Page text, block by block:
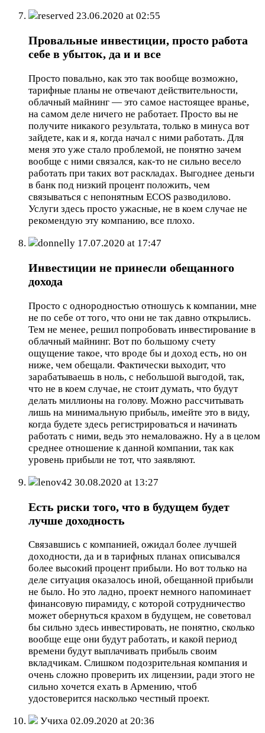
reserved 23.06.2020 at 02:55
Провальные инвестиции, просто работа
себе в убыток, да и и все
Просто повально, как это так вообще возможно,
тарифные планы не отвечают действительности,
облачный майнинг — это самое настоящее вранье,
на самом деле ничего не работает. Просто вы не
получите никакого результата, только в минуса вот
зайдете, как и я, когда начал с ними работать. Для
меня это уже стало проблемой, не понятно зачем
вообще с ними связался, как-то не сильно весело
работать при таких вот раскладах. Выгоднее деньги
в банк под низкий процент положить, чем
связываться с непонятным ECOS разводилово.
Услуги здесь просто ужасные, не в коем случае не
рекомендую эту компанию, все плохо.
donnelly 17.07.2020 at 17:47
Инвестиции не принесли обещанного
дохода
Просто с однородностью отношусь к компании, мне
не по себе от того, что они не так давно открылись.
Тем не менее, решил попробовать инвестирование в
облачный майнинг. Вот по большому счету
ощущение такое, что вроде бы и доход есть, но он
ниже, чем обещали. Фактически выходит, что
зарабатываешь в ноль, с небольшой выгодой, так,
что не в коем случае, не стоит думать, что будут
делать миллионы на голову. Можно рассчитывать
лишь на минимальную прибыль, имейте это в виду,
когда будете здесь регистрироваться и начинать
работать с ними, ведь это немаловажно. Ну а в целом
среднее отношение к данной компании, так как
уровень прибыли не тот, что заявляют.
lenov42 30.08.2020 at 13:27
Есть риски того, что в будущем будет
лучше доходность
Связавшись с компанией, ожидал более лучшей
доходности, да и в тарифных планах описывался
более высокий процент прибыли. Но вот только на
деле ситуация оказалось иной, обещанной прибыли
не было. Но это ладно, проект немного напоминает
финансовую пирамиду, с которой сотрудничество
может обернуться крахом в будущем, не советовал
бы сильно здесь инвестировать, не понятно, сколько
вообще еще они будут работать, и какой период
времени будут выплачивать прибыль своим
вкладчикам. Слишком подозрительная компания и
очень сложно проверить их лицензии, ради этого не
сильно хочется ехать в Армению, чтоб
удостоверится насколько честный проект.
Учиха 02.09.2020 at 20:36